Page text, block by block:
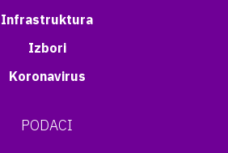
Infrastruktura
Izbori
Koronavirus
PODACI